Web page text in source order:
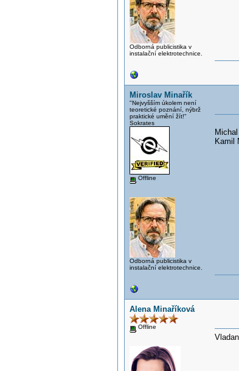
Odborná publicistika v
instalační elektrotechnice.
Miroslav Minařík
"Nejvyšším úkolem není
teoretické poznání, nýbrž
praktické umění žít!"
Sokrates
Offline
Odborná publicistika v
instalační elektrotechnice.
Kamil
Alena Minaříková
Offline